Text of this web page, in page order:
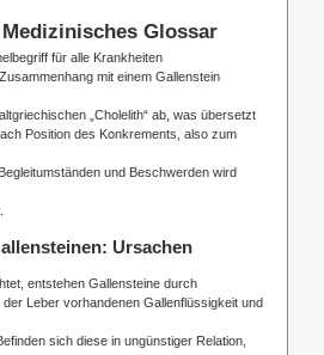
Glossar
für alle Krankheiten
mit einem Gallenstein
„Cholelith“ ab, was übersetzt
Position des Konkrements, also zum
und Beschwerden wird
Ursachen
entstehen Gallensteine durch
Leber vorhandenen Gallenflüssigkeit und
sich diese in ungünstiger Relation,